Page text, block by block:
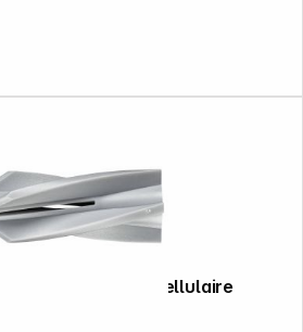
Fischer GB 8 Lot de 25 chevilles béton cellulaire